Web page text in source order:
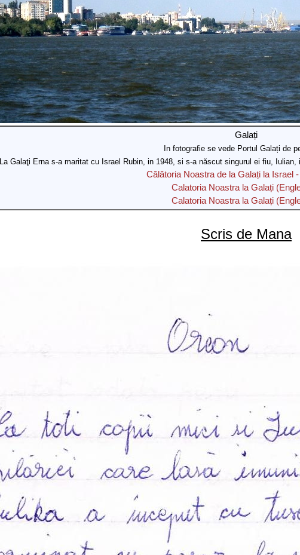
Galați
In fotografie se vede Portul Galați de
La Galaţi Erna s-a maritat cu Israel Rubin, in 1948, si s-a născut singurul ei fiu,
Călătoria Noastra de la Galați la Israel
Calatoria Noastra la Galați
Calatoria Noastra la Galați
Scris de Mana